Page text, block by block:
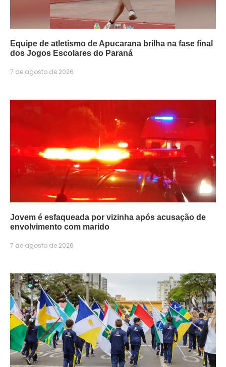
Equipe de atletismo de Apucarana brilha na fase final
dos Jogos Escolares do Paraná
7 de agosto de 2026
Jovem é esfaqueada por vizinha após acusação de
envolvimento com marido
7 de agosto de 2026